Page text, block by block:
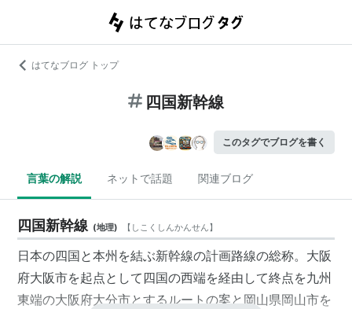
はてなブログ トップ
四国新幹線
このタグでブログを書く
言葉の解説 ネットで話題 関連ブログ
四国新幹線 (地理) 【 しこくしんかんせん】
日本の四国と本州を結ぶ新幹線の計画路線の総称。大阪
府大阪市を起点として四国の西端を経由して終点を九州
東端の大阪府大分市とするルートの案と岡山県岡山市を